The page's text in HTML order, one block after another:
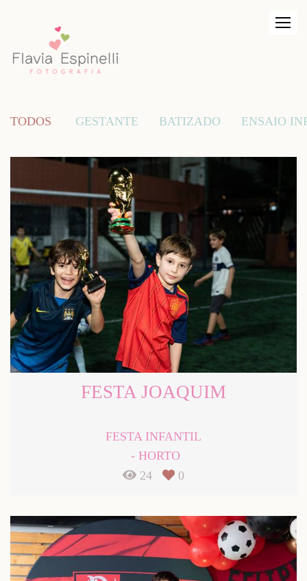
TODOS GESTANTE BATIZADO ENSAIO
FESTA JOAQUIM
FESTA INFANTIL
HORTO
24
0